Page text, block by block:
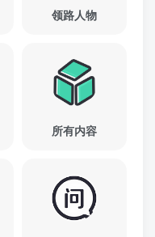
领路人物
所有内容